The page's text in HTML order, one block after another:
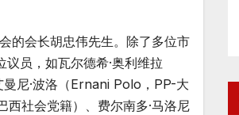
的会长胡忠伟先生。除了多位市
员，如瓦尔德希·奥利维拉
尼·波洛（Ernani Polo，PP-大
社会党籍）、费尔南多·马洛尼